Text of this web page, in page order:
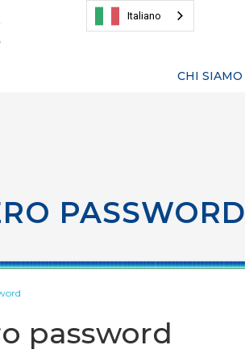
Italiano
CHI SIAMO
PASSWORD
password